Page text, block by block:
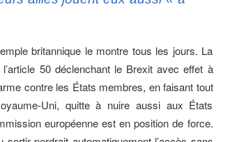
britannique le montre tous les jours. La
50 déclenchant le Brexit avec effet à
contre les États membres, en faisant tout
Uni, quitte à nuire aussi aux États
européenne est en position de force.